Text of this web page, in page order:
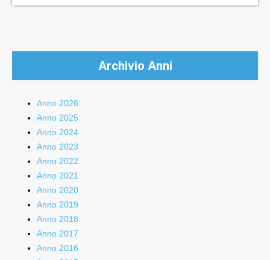
Archivio Anni
Anno 2026
Anno 2025
Anno 2024
Anno 2023
Anno 2022
Anno 2021
Anno 2020
Anno 2019
Anno 2018
Anno 2017
Anno 2016